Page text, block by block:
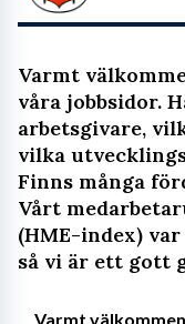
Varmt
våra jobbsidor.
arbetsgivare,
vilka
Finns många
Vårt
(HME-index)
så vi är ett gott
Varmt